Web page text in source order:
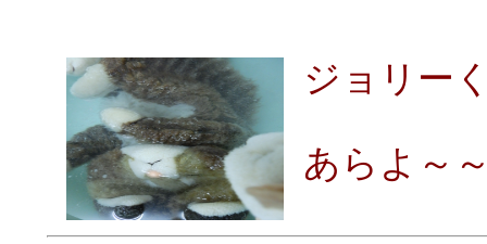
ジョリー
あらよ～